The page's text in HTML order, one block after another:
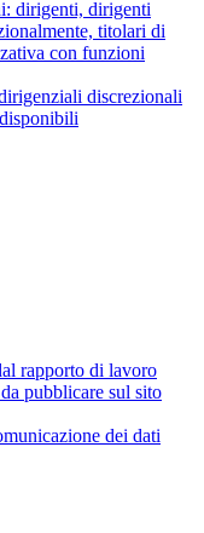
dirigenti, dirigenti
titolari di
con funzioni
discrezionali
rapporto di lavoro
pubblicare sul sito
dei dati